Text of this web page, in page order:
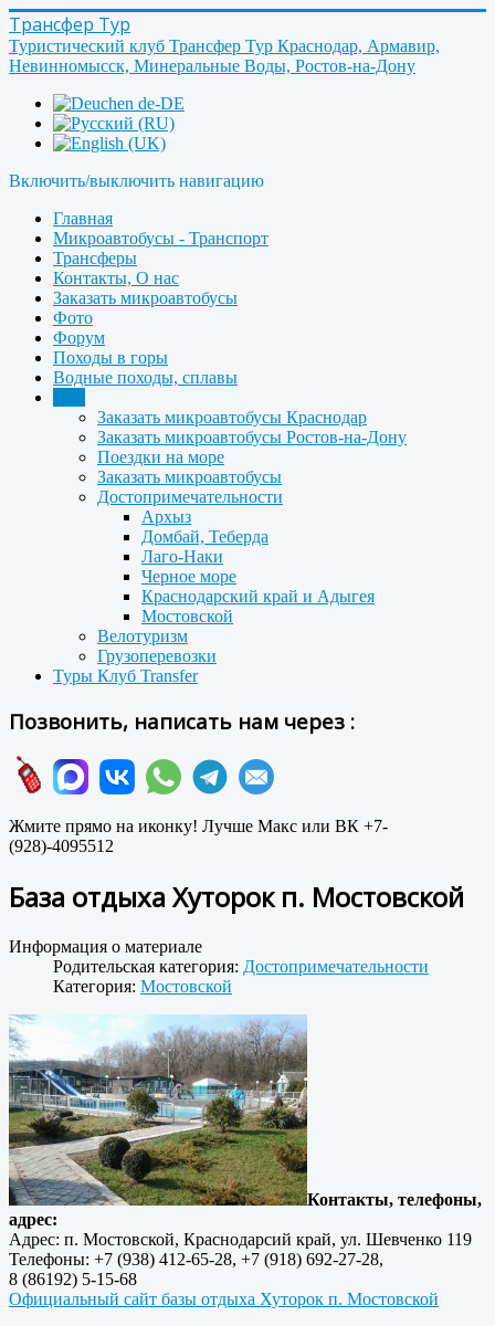
Трансфер Тур
Туристический клуб Трансфер Тур Краснодар, Армавир,
Невинномысск, Минеральные Воды, Ростов-на-Дону
Включить/выключить навигацию
Главная
Микроавтобусы - Транспорт
Трансферы
Контакты, О нас
Заказать микроавтобусы
Фото
Форум
Походы в горы
Водные походы, сплавы
Заказать микроавтобусы Краснодар
Заказать микроавтобусы Ростов-на-Дону
Поездки на море
Заказать микроавтобусы
Достопримечательности
Архыз
Домбай, Теберда
Лаго-Наки
Черное море
Краснодарский край и Адыгея
Мостовской
Велотуризм
Грузоперевозки
Туры Клуб Transfer
Позвонить, написать нам через :
Жмите прямо на иконку! Лучше Макс или ВК +7-
(928)-4095512
База отдыха Хуторок п. Мостовской
Информация о материале
Родительская категория: Достопримечательности
Категория: Мостовской
Контакты, телефоны,
адрес:
Адрес: п. Мостовской, Краснодарсий край, ул. Шевченко 119
Телефоны: +7 (938) 412-65-28, +7 (918) 692-27-28,
8 (86192) 5-15-68
Официальный сайт базы отдыха Хуторок п. Мостовской